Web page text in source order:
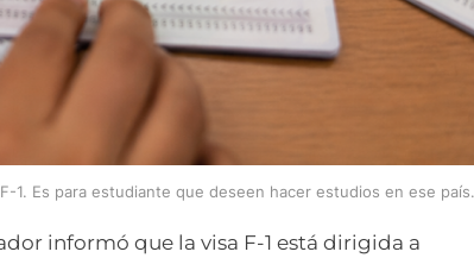
1. Es para estudiante que deseen hacer estudios en ese país.
informó que la visa F-1 está dirigida a